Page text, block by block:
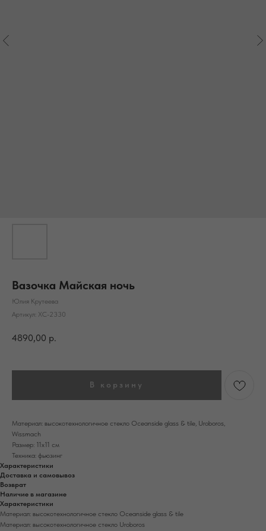
Вазочка Майская ночь
Юлия Крутеева
Артикул: ХС-2330
4890,00 р.
В корзину
Материал: высокотехнологичное стекло Oceanside glass & tile, Uroboros,
Wissmach
Размер: 11х11 см
Техника: фьюзинг
Характеристики
Доставка и самовывоз
Возврат
Наличие в магазине
Характеристики
Материал: высокотехнологичное стекло Oceanside glass & tile
Материал: высокотехнологичное стекло Uroboros